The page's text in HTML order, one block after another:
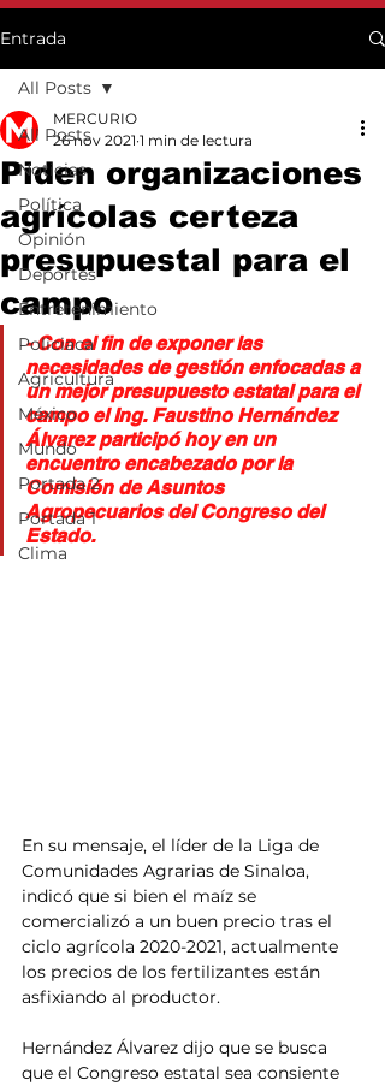
Entrada
All Posts
Noticias
Política
Opinión
Deportes
Entretenimiento
Policiaca
Agricultura
México
Mundo
Portada 2
Portada 1
Clima
All Posts
Piden organizaciones
agrícolas certeza
presupuestal para el
campo
MERCURIO
26 nov 2021 1 min de lectura
- Con el fin de exponer las
necesidades de gestión enfocadas a
un mejor presupuesto estatal para el
campo el Ing. Faustino Hernández
Álvarez participó hoy en un
encuentro encabezado por la
Comisión de Asuntos
Agropecuarios del Congreso del
Estado.
En su mensaje, el líder de la Liga de
Comunidades Agrarias de Sinaloa,
indicó que si bien el maíz se
comercializó a un buen precio tras el
ciclo agrícola 2020-2021, actualmente
los precios de los fertilizantes están
asfixiando al productor.
Hernández Álvarez dijo que se busca
que el Congreso estatal sea consiente